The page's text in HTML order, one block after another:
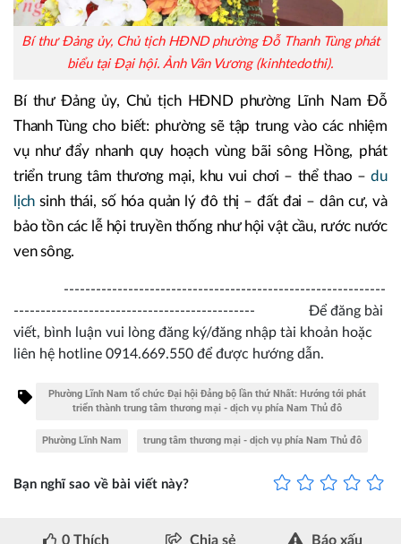
Bí thư Đảng ủy, Chủ tịch HĐND phường Đỗ Thanh Tùng phát
biểu tại Đại hội. Ảnh Vân Vương (kinhtedothi).
Bí thư Đảng ủy, Chủ tịch HĐND phường Lĩnh Nam Đỗ
Thanh Tùng cho biết: phường sẽ tập trung vào các nhiệm
vụ như đẩy nhanh quy hoạch vùng bãi sông Hồng, phát
triển trung tâm thương mại, khu vui chơi – thể thao –du
lịch sinh thái, số hóa quản lý đô thị – đất đai – dân cư, và
bảo tồn các lễ hội truyền thống như hội vật cầu, rước nước
ven sông.
------------------------------------------------------------
--------------------------------------------- Để đăng bài
viết, bình luận vui lòng đăng ký/đăng nhập tài khoản hoặc
liên hệ hotline 0914.669.550 để được hướng dẫn.
Phường Lĩnh Nam tổ chức Đại hội Đảng bộ lần thứ Nhất: Hướng tới phát
triển thành trung tâm thương mại - dịch vụ phía Nam Thủ đô
Phường Lĩnh Nam trung tâm thương mại - dịch vụ phía Nam Thủ đô
Bạn nghĩ sao về bài viết này?
0 Thích Chia sẻ Báo xấu